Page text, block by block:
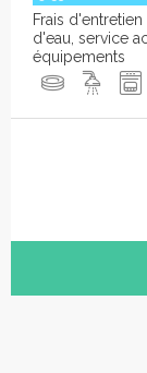
Frais
d'eau, service
équipements